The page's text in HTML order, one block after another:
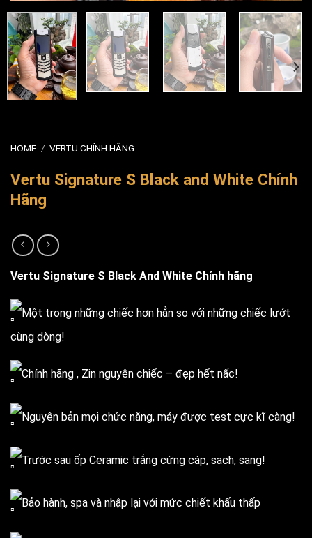
HOME / VERTU CHÍNH HÃNG
Vertu Signature S Black and White Chính
Hãng
Vertu Signature S Black And White Chính hãng
Một trong những chiếc hơn hẳn so với những chiếc lướt
cùng dòng!
Chính hãng , Zin nguyên chiếc – đẹp hết nấc!
Nguyên bản mọi chức năng, máy được test cực kĩ càng!
Trước sau ốp Ceramic trắng cứng cáp, sạch, sang!
Bảo hành, spa và nhập lại với mức chiết khấu thấp